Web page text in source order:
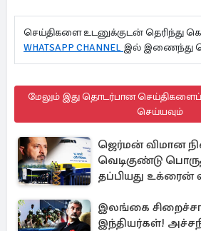
செய்திகளை உடனுக்குடன் தெரிந்து
WHATSAPP CHANNEL இல் இணைந்து
மேலும் இது தொடர்பான செய்திகளைப்
செய்யவும்
ஜெர்மன் விமான
வெடிகுண்டு
தப்பியது உக்ரைன்
இலங்கை
இந்தியர்கள்!